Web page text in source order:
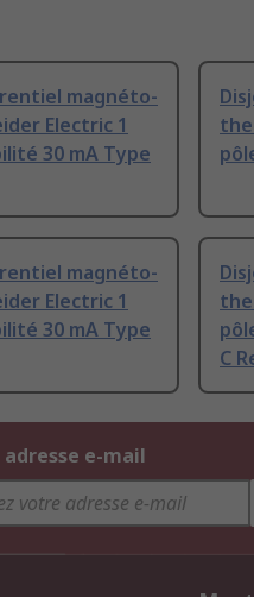
magnéto-
Electric 1
30 mA Type
magnéto-
Electric 1
30 mA Type
C
e-mail